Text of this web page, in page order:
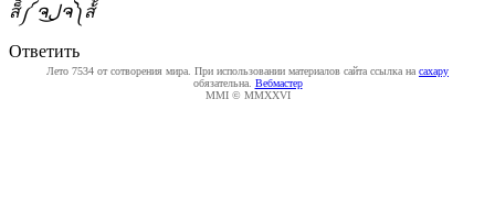
ส็็็็็็็็็็็็็็็็็็็็็็็็็༼ ຈل͜ຈ༽ส้้้้้้้้้้้้้้้้้้้้้้้
Ответить
Лето 7534 от сотворения мира. При использовании материалов сайта ссылка на caxapу
обязательна. Вебмастер
MMI © MMXXVI